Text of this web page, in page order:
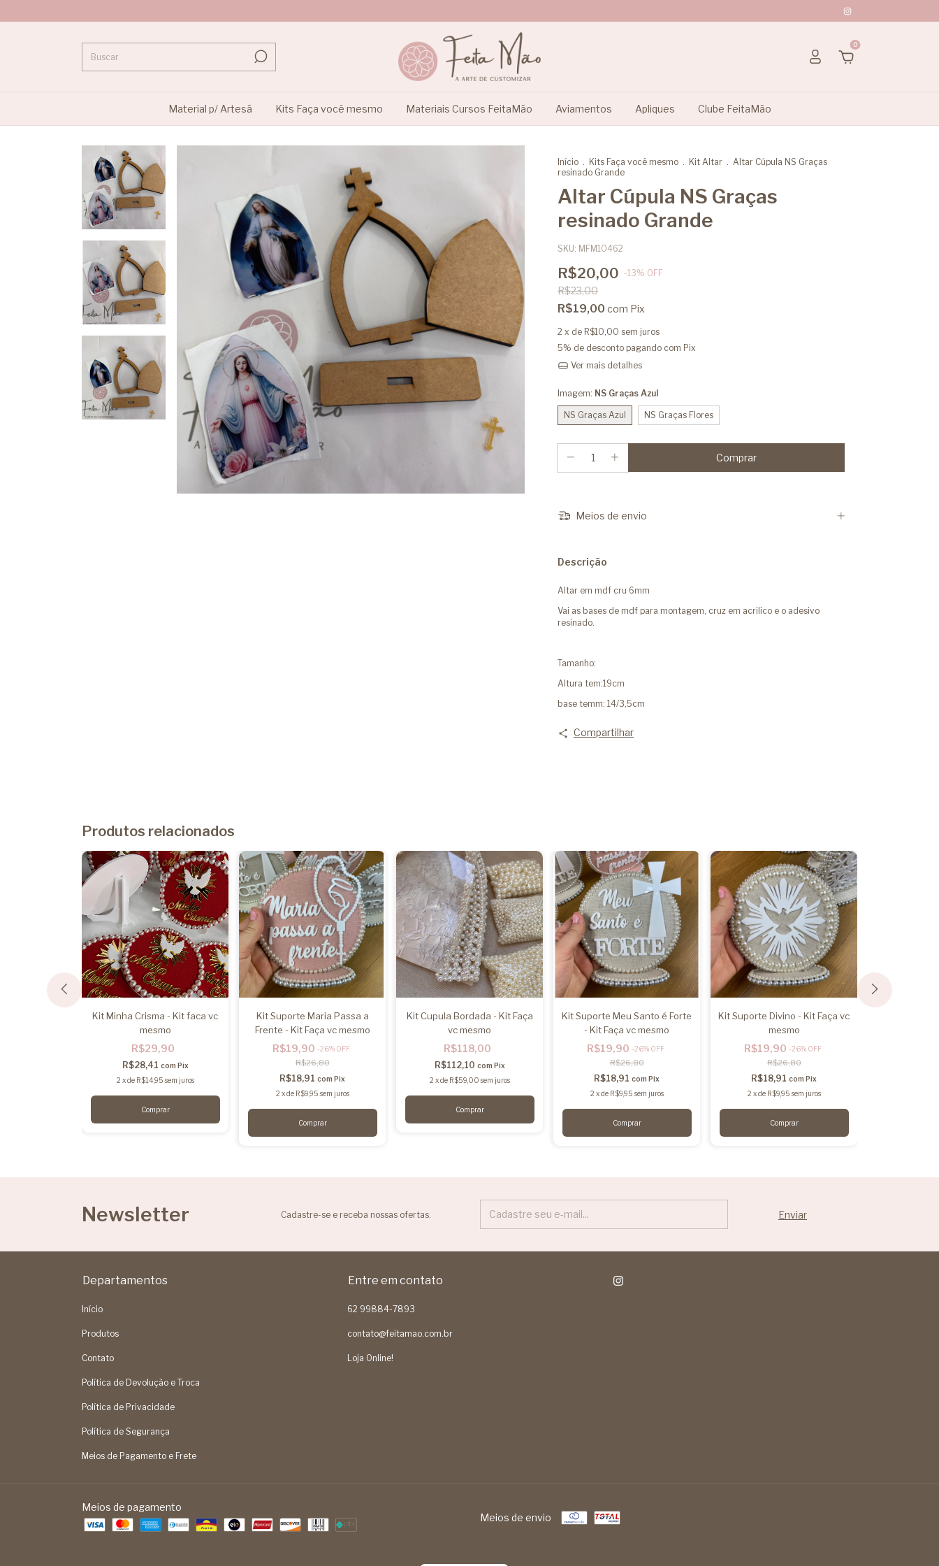
0
Material p/ Artesã Kits Faça você mesmo Materiais Cursos FeitaMão Aviamentos Apliques Clube FeitaMão
Início . Kits Faça você mesmo . Kit Altar . Altar Cúpula NS Graças
resinado Grande
Altar Cúpula NS Graças
resinado Grande
SKU: MFM10462
R$20,00 -13% OFF
R$23,00
R$19,00 com Pix
2 x de R$10,00 sem juros
5% de desconto pagando com Pix
Ver mais detalhes
Imagem: NS Graças Azul
NS Graças Azul NS Graças Flores
Meios de envio
Descrição
Altar em mdf cru 6mm
Vai as bases de mdf para montagem, cruz em acrilico e o adesivo
resinado.
Tamanho:
Altura tem:19cm
base temm: 14/3,5cm
Compartilhar
Produtos relacionados
Kit Minha Crisma - Kit faca vc
mesmo
R$29,90
R$28,41 com Pix
2 xde R$14,95 sem juros
Kit Suporte Maria Passa a
Frente - Kit Faça vc mesmo
R$19,90 -26% OFF
R$26,80
R$18,91 com Pix
2 xde R$9,95 sem juros
Kit Cupula Bordada - Kit Faça
vc mesmo
R$118,00
R$112,10 com Pix
2 xde R$59,00 sem juros
Kit Suporte Meu Santo é Forte
- Kit Faça vc mesmo
R$19,90 -26% OFF
R$26,80
R$18,91 com Pix
2 xde R$9,95 sem juros
Kit Suporte Divino - Kit Faça vc
mesmo
R$19,90 -26% OFF
R$26,80
R$18,91 com Pix
2 xde R$9,95 sem juros
Newsletter Cadastre-se e receba nossas ofertas.
Departamentos
Início
Produtos
Contato
Política de Devolução e Troca
Política de Privacidade
Política de Segurança
Meios de Pagamento e Frete
Entre em contato
62 99884-7893
contato@feitamao.com.br
Loja Online!
Meios de pagamento
Meios de envio